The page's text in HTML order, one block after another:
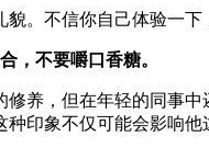
。不信你自己体验一
，不要嚼口香糖。
养，但在年轻的同事
印象不仅可能会影响